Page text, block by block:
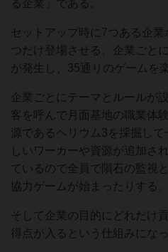
る企業」である。
セットアップ時に7つある企
つだけ登場させる。企業ごと
が発生し、35通りのゲームを
企業ごとにテーマとルールが
客を呼んで月面基地の職業体
源であるヘリウム3を採掘して
しいワーカーや資源が追加さ
ているので全員で隕石の監視
協力ゲームが始まったりする。
そして企業の目的にどれだけ
得点が入るという仕組みになっ